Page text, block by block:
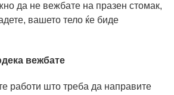
да не вежбате на празен стомак,
вашето тело ќе биде
вежбате
работи што треба да направите